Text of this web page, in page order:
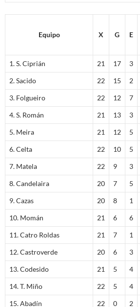
Equipo X G E
1. S. Ciprián 21 17 3
2. Sacido 22 15 2
3. Folgueiro 22 12 7
4. S. Román 21 13 3
5. Meira 21 12 5
6. Celta 22 10 5
7. Matela 22 9 3
8. Candelaira 20 7 5
9. Cazas 20 8 1
10. Momán 21 6 6
11. Catro Roldas 21 7 1
12. Castroverde 20 6 3
13. Codesido 21 5 4
14. T. Miño 22 5 4
15. Abadín 22 0 2